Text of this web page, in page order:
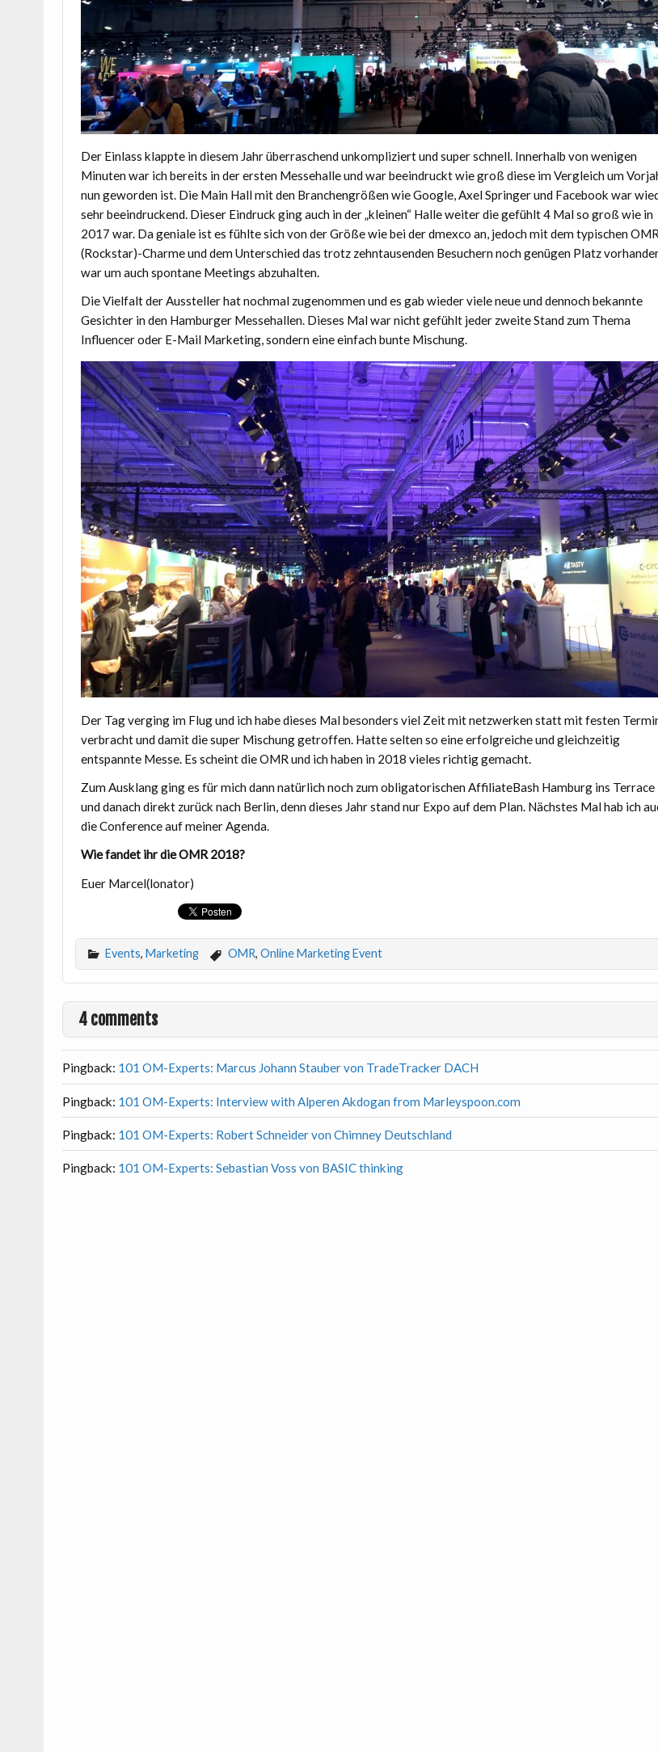
Der Einlass klappte in diesem Jahr überraschend unkompliziert und super schnell. Innerhalb von wenigen
Minuten war ich bereits in der ersten Messehalle und war beeindruckt wie groß diese im Vergleich um
nun geworden ist. Die Main Hall mit den Branchengrößen wie Google, Axel Springer und Facebook war
sehr beeindruckend. Dieser Eindruck ging auch in der „kleinen“ Halle weiter die gefühlt 4 Mal so groß wie in
2017 war. Da geniale ist es fühlte sich von der Größe wie bei der dmexco an, jedoch mit dem typischen
(Rockstar)-Charme und dem Unterschied das trotz zehntausenden Besuchern noch genügen Platz
war um auch spontane Meetings abzuhalten.
Die Vielfalt der Aussteller hat nochmal zugenommen und es gab wieder viele neue und dennoch bekannte
Gesichter in den Hamburger Messehallen. Dieses Mal war nicht gefühlt jeder zweite Stand zum Thema
Influencer oder E-Mail Marketing, sondern eine einfach bunte Mischung.
Der Tag verging im Flug und ich habe dieses Mal besonders viel Zeit mit netzwerken statt mit festen
verbracht und damit die super Mischung getroffen. Hatte selten so eine erfolgreiche und gleichzeitig
entspannte Messe. Es scheint die OMR und ich haben in 2018 vieles richtig gemacht.
Zum Ausklang ging es für mich dann natürlich noch zum obligatorischen AffiliateBash Hamburg ins
und danach direkt zurück nach Berlin, denn dieses Jahr stand nur Expo auf dem Plan. Nächstes Mal hab ich
die Conference auf meiner Agenda.
Wie fandet ihr die OMR 2018?
Euer Marcel(lonator)
Events,Marketing OMR, Online Marketing Event
4 comments
Pingback: 101 OM-Experts: Marcus Johann Stauber von TradeTracker DACH
Pingback: 101 OM-Experts: Interview with Alperen Akdogan from Marleyspoon.com
Pingback: 101 OM-Experts: Robert Schneider von Chimney Deutschland
Pingback: 101 OM-Experts: Sebastian Voss von BASIC thinking